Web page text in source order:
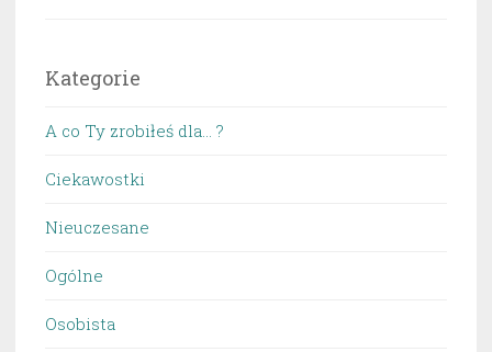
Kategorie
A co Ty zrobiłeś dla… ?
Ciekawostki
Nieuczesane
Ogólne
Osobista